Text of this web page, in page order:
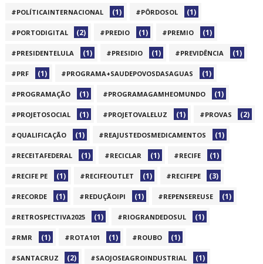
#POLÍTICAINTERNACIONAL (1) #PÔRDOSOL (1)
#PORTODIGITAL (2) #PREDIO (1) #PREMIO (1)
#PRESIDENTELULA (1) #PRESIDIO (1) #PREVIDÊNCIA (1)
#PRF (1) #PROGRAMA+SAUDEPOVOSDASAGUAS (1)
#PROGRAMAÇÃO (1) #PROGRAMAGAMHEOMUNDO (1)
#PROJETOSOCIAL (1) #PROJETOVALELUZ (1) #PROVAS (2)
#QUALIFICAÇÃO (1) #REAJUSTEDOSMEDICAMENTOS (1)
#RECEITAFEDERAL (1) #RECICLAR (1) #RECIFE (1)
#RECIFE PE (1) #RECIFEOUTLET (1) #RECIFEPE (3)
#RECORDE (1) #REDUÇÃOIPI (1) #REPENSEREUSE (1)
#RETROSPECTIVA2025 (1) #RIOGRANDEDOSUL (1)
#RMR (1) #ROTA101 (1) #ROUBO (1)
#SANTACRUZ (2) #SAOJOSEAGROINDUSTRIAL (1)